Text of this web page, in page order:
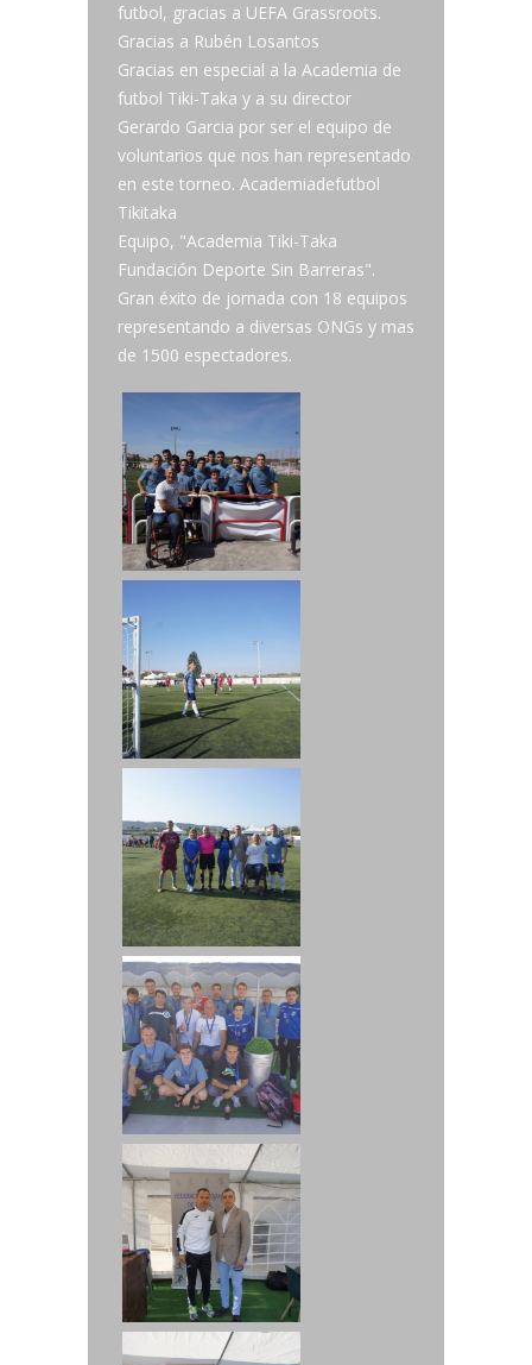
futbol, gracias a UEFA Grassroots.
Gracias a Rubén Losantos
Gracias en especial a la Academia de
futbol Tiki-Taka y a su director
Gerardo Garcia por ser el equipo de
voluntarios que nos han representado
en este torneo. Academiadefutbol
Tikitaka
Equipo, "Academia Tiki-Taka
Fundación Deporte Sin Barreras".
Gran éxito de jornada con 18 equipos
representando a diversas ONGs y mas
de 1500 espectadores.